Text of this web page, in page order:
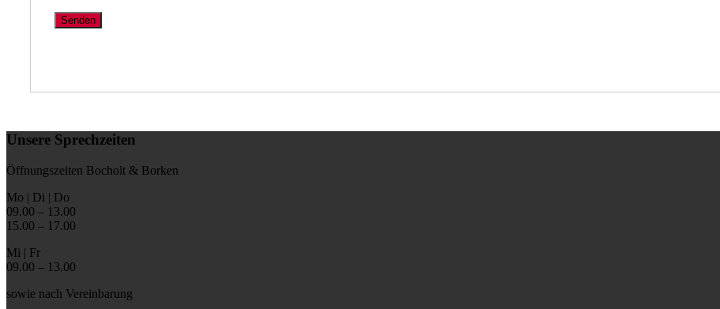
Unsere Sprechzeiten
Öffnungszeiten Bocholt & Borken
Mo | Di | Do
09.00 – 13.00
15.00 – 17.00
Mi | Fr
09.00 – 13.00
sowie nach Vereinbarung